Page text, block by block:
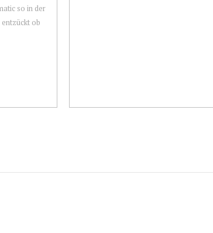
so in der
ob